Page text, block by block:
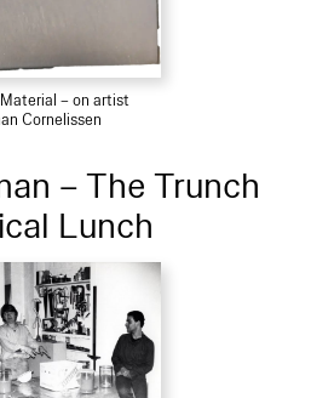
– on artist
Cornelissen
– The Trunch
Lunch